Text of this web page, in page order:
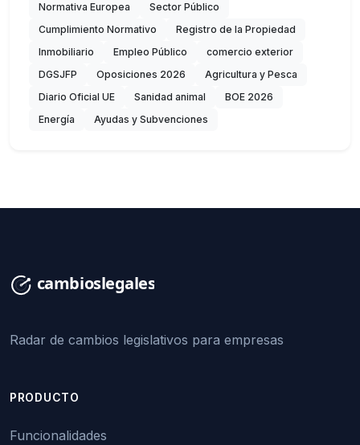
Normativa Europea
Sector Público
Cumplimiento Normativo
Registro de la Propiedad
Inmobiliario
Empleo Público
comercio exterior
DGSJFP
Oposiciones 2026
Agricultura y Pesca
Diario Oficial UE
Sanidad animal
BOE 2026
Energía
Ayudas y Subvenciones
Radar de cambios legislativos para empresas
PRODUCTO
Funcionalidades